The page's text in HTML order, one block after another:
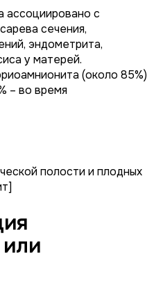
ассоциировано с
сечения,
эндометрита,
у матерей.
(около 85%)
– во время
полости и плодных